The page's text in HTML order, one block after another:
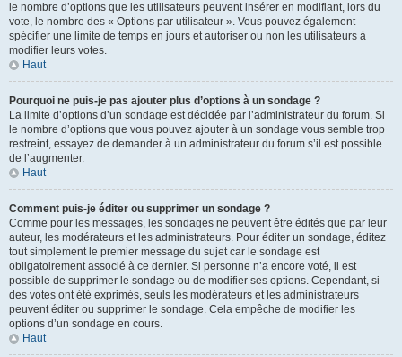
le nombre d’options que les utilisateurs peuvent insérer en modifiant, lors du
vote, le nombre des « Options par utilisateur ». Vous pouvez également
spécifier une limite de temps en jours et autoriser ou non les utilisateurs à
modifier leurs votes.
Haut
Pourquoi ne puis-je pas ajouter plus d’options à un sondage ?
La limite d’options d’un sondage est décidée par l’administrateur du forum. Si
le nombre d’options que vous pouvez ajouter à un sondage vous semble trop
restreint, essayez de demander à un administrateur du forum s’il est possible
de l’augmenter.
Haut
Comment puis-je éditer ou supprimer un sondage ?
Comme pour les messages, les sondages ne peuvent être édités que par leur
auteur, les modérateurs et les administrateurs. Pour éditer un sondage, éditez
tout simplement le premier message du sujet car le sondage est
obligatoirement associé à ce dernier. Si personne n’a encore voté, il est
possible de supprimer le sondage ou de modifier ses options. Cependant, si
des votes ont été exprimés, seuls les modérateurs et les administrateurs
peuvent éditer ou supprimer le sondage. Cela empêche de modifier les
options d’un sondage en cours.
Haut